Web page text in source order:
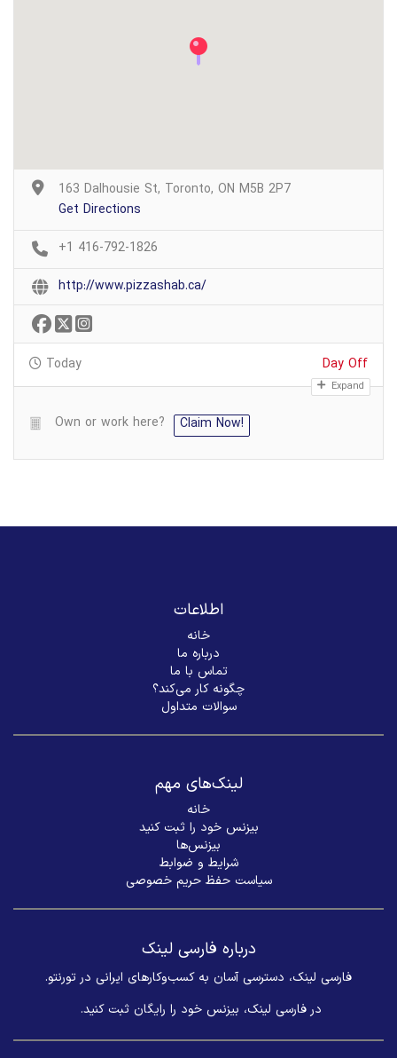
163 Dalhousie St, Toronto, ON M5B 2P7
Get Directions
+1 416-792-1826
http://www.pizzashab.ca/
Today Day Off
Expand
Own or work here? Claim Now!
اطلاعات
خانه
درباره ما
تماس با ما
چگونه کار می‌کند؟
سوالات متداول
لینک‌های مهم
خانه
بیزنس خود را ثبت کنید
بیزنس‌ها
شرایط و ضوابط
سیاست حفظ حریم خصوصی
درباره فارسی لینک
فارسی لینک، دسترسی آسان به کسب‌وکارهای ایرانی در تورنتو.
در فارسی لینک، بیزنس خود را رایگان ثبت کنید. ​